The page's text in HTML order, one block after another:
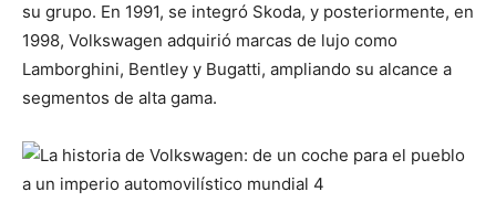
su grupo. En 1991, se integró Skoda, y posteriormente, en
1998, Volkswagen adquirió marcas de lujo como
Lamborghini, Bentley y Bugatti, ampliando su alcance a
segmentos de alta gama.